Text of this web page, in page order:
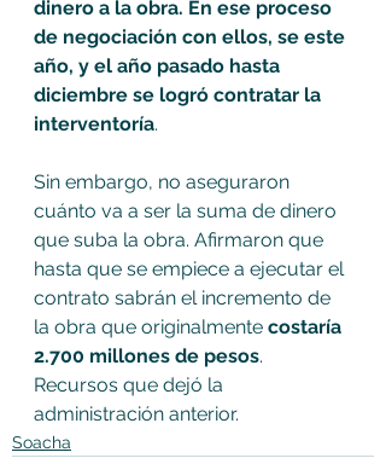
dinero a la obra. En ese proceso
de negociación con ellos, se este
año, y el año pasado hasta
diciembre se logró contratar la
interventoría.
Sin embargo, no aseguraron
cuánto va a ser la suma de dinero
que suba la obra. Afirmaron que
hasta que se empiece a ejecutar el
contrato sabrán el incremento de
la obra que originalmente costaría
2.700 millones de pesos.
Recursos que dejó la
administración anterior.
Soacha